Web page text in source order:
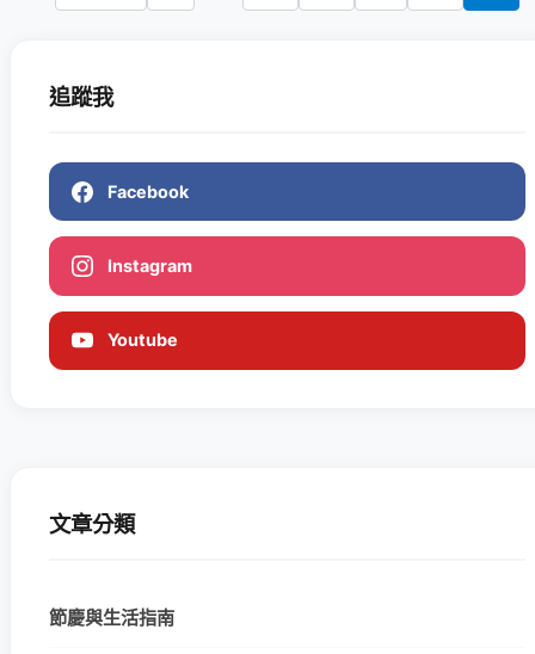
追蹤我
Facebook
Instagram
Youtube
文章分類
節慶與生活指南